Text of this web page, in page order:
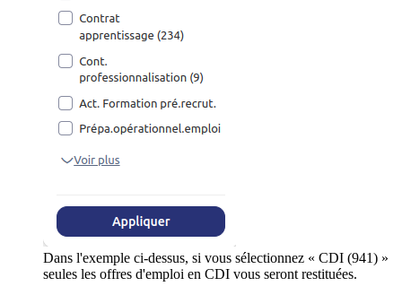
Dans l'exemple ci-dessus, si vous sélectionnez « CDI (941) »
seules les offres d'emploi en CDI vous seront restituées.